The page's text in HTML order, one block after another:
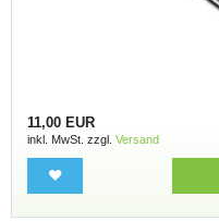
11,00 EUR
inkl. MwSt. zzgl. Versand